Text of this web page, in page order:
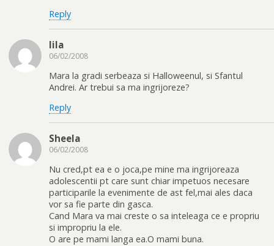
Reply
lila
06/02/2008
Mara la gradi serbeaza si Halloweenul, si Sfantul
Andrei. Ar trebui sa ma ingrijoreze?
Reply
Sheela
06/02/2008
Nu cred,pt ea e o joca,pe mine ma ingrijoreaza
adolescentii pt care sunt chiar impetuos necesare
participarile la evenimente de ast fel,mai ales daca
vor sa fie parte din gasca.
Cand Mara va mai creste o sa inteleaga ce e propriu
si impropriu la ele.
O are pe mami langa ea.O mami buna.